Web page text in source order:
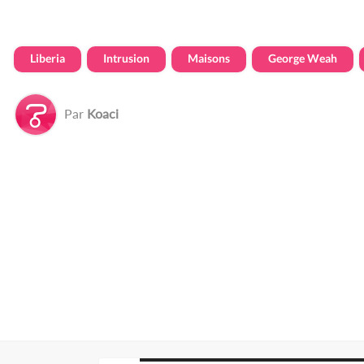
Liberia Intrusion Maisons George Weah
Par Koaci